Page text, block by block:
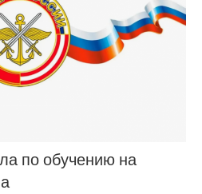
по обучению на